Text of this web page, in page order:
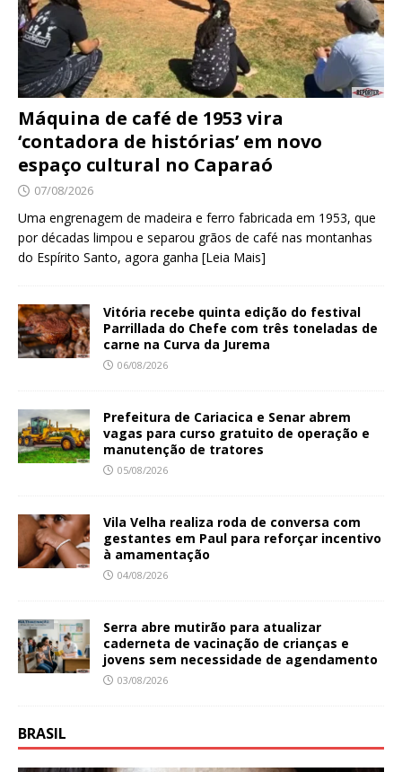
Máquina de café de 1953 vira
‘contadora de histórias’ em novo
espaço cultural no Caparaó
07/08/2026
Uma engrenagem de madeira e ferro fabricada em 1953, que
por décadas limpou e separou grãos de café nas montanhas
do Espírito Santo, agora ganha [Leia Mais]
Vitória recebe quinta edição do festival
Parrillada do Chefe com três toneladas de
carne na Curva da Jurema
06/08/2026
Prefeitura de Cariacica e Senar abrem
vagas para curso gratuito de operação e
manutenção de tratores
05/08/2026
Vila Velha realiza roda de conversa com
gestantes em Paul para reforçar incentivo
à amamentação
04/08/2026
Serra abre mutirão para atualizar
caderneta de vacinação de crianças e
jovens sem necessidade de agendamento
03/08/2026
BRASIL